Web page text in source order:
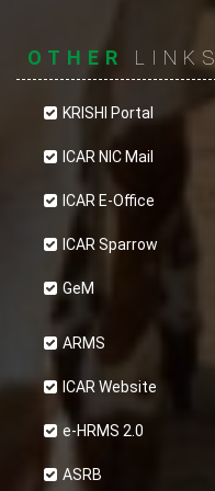
OTHER LINKS
KRISHI Portal
ICAR NIC Mail
ICAR E-Office
ICAR Sparrow
GeM
ARMS
ICAR Website
e-HRMS 2.0
ASRB